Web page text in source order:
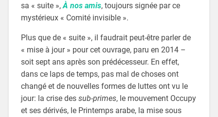
sa « suite »,À nos amis, toujours signée par ce
mystérieux « Comité invisible ».
Plus que de « suite », il faudrait peut-être parler de
« mise à jour » pour cet ouvrage, paru en 2014 –
soit sept ans après son prédécesseur. En effet,
dans ce laps de temps, pas mal de choses ont
changé et de nouvelles formes de luttes ont vu le
jour: la crise des sub-primes, le mouvement Occupy
et ses dérivés, le Printemps arabe, la mise sous